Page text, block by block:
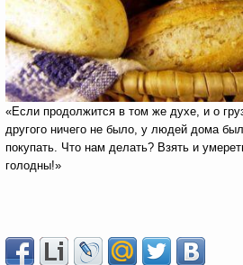
«Если продолжится в том же духе, и о
другого ничего не было, у людей дома
покупать. Что нам делать? Взять и
голодны!»